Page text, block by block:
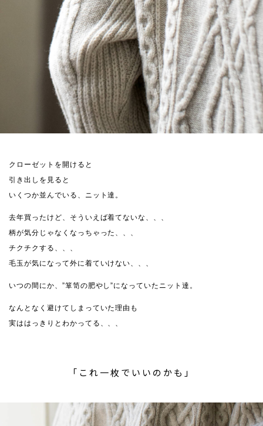
クローゼットを開けると
引き出しを見ると
いくつか並んでいる、ニット達。
去年買ったけど、そういえば着てないな、、、
柄が気分じゃなくなっちゃった、、、
チクチクする、、、
毛玉が気になって外に着ていけない、、、
いつの間にか、”箪笥の肥やし”になっていたニット達。
なんとなく避けてしまっていた理由も
実ははっきりとわかってる、、、
「これ一枚でいいのかも」